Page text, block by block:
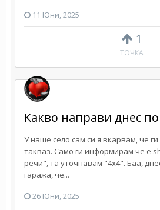
1
ТОЧКА
11 Юни, 2025
Какво направи днес по
У наше село сам си я вкарвам, че
такваз. Само ги информирам че е
речи", та уточнавам "4х4". Баа,
гаража, че...
26 Юни, 2025